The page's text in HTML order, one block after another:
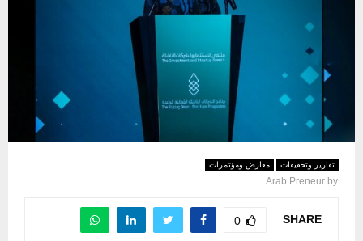
تقارير وتحقيقات معارض ومؤتمرات
by
Arab Preneur
SHARE
0